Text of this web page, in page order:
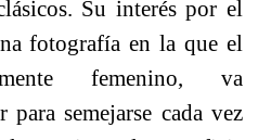
Su interés por el
fotografía en la que el
femenino, va
semejarse cada vez